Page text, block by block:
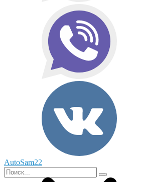
AutoSam22